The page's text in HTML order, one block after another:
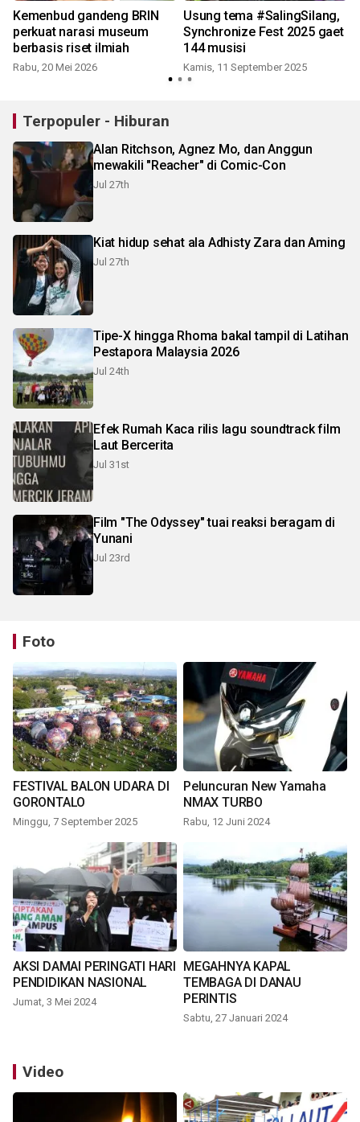
Kemenbud gandeng BRIN
perkuat narasi museum
berbasis riset ilmiah
Rabu, 20 Mei 2026
Usung tema #SalingSilang,
Synchronize Fest 2025 gaet
144 musisi
Kamis, 11 September 2025
Terpopuler - Hiburan
Alan Ritchson, Agnez Mo, dan Anggun
mewakili "Reacher" di Comic-Con
Jul 27th
Kiat hidup sehat ala Adhisty Zara dan Aming
Jul 27th
Tipe-X hingga Rhoma bakal tampil di Latihan
Pestapora Malaysia 2026
Jul 24th
Efek Rumah Kaca rilis lagu soundtrack film
Laut Bercerita
Jul 31st
Film "The Odyssey" tuai reaksi beragam di
Yunani
Jul 23rd
Foto
FESTIVAL BALON UDARA DI
GORONTALO
Minggu, 7 September 2025
Peluncuran New Yamaha
NMAX TURBO
Rabu, 12 Juni 2024
AKSI DAMAI PERINGATI HARI
PENDIDIKAN NASIONAL
Jumat, 3 Mei 2024
MEGAHNYA KAPAL
TEMBAGA DI DANAU
PERINTIS
Sabtu, 27 Januari 2024
Video